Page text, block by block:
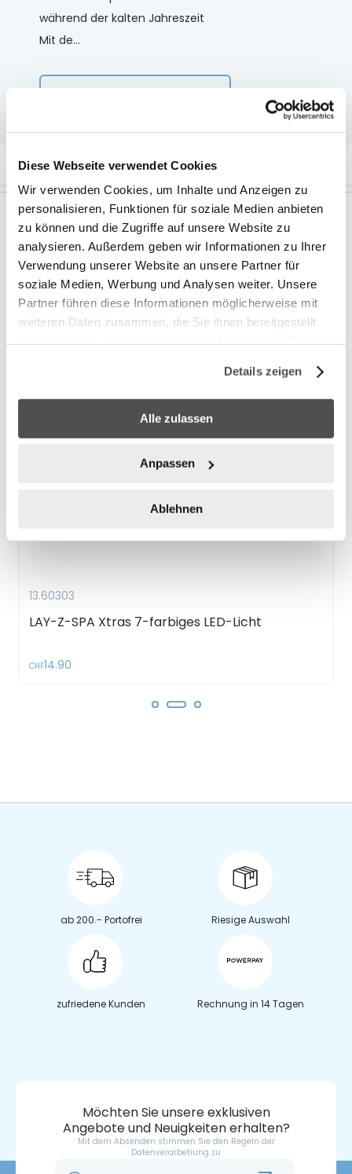
Diese Webseite verwendet Cookies
Wir verwenden Cookies, um Inhalte und Anzeigen zu
personalisieren, Funktionen für soziale Medien anbieten
zu können und die Zugriffe auf unsere Website zu
analysieren. Außerdem geben wir Informationen zu Ihrer
Verwendung unserer Website an unsere Partner für
soziale Medien, Werbung und Analysen weiter. Unsere
Partner führen diese Informationen möglicherweise mit
weiteren Daten zusammen, die Sie ihnen bereitgestellt
Details zeigen
Alle zulassen
Anpassen
Ablehnen
während der kalten Jahreszeit
Mit de...
Weitere Informationen
Zubehör
13.60303
LAY-Z-SPA Xtras 7-farbiges LED-Licht
CHF14.90
ab 200.- Portofrei Riesige Auswahl
zufriedene Kunden Rechnung in 14 Tagen
Möchten Sie unsere exklusiven
Angebote und Neuigkeiten erhalten?
Mit dem Absenden stimmen Sie den Regeln der
Datenverarbetiung zu